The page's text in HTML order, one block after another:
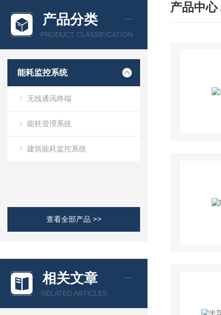
产品分类
PRODUCT CLASSIFICATION
能耗监控系统
无线通讯终端
能耗管理系统
建筑能耗监控系统
查看全部产品 >>
相关文章
RELATED ARTICLES
产品中心